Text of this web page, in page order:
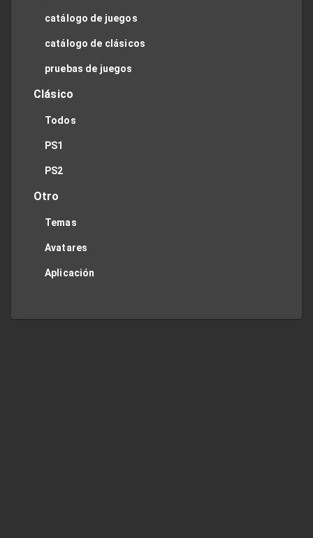
catálogo de juegos
catálogo de clásicos
pruebas de juegos
Clásico
Todos
PS1
PS2
Otro
Temas
Avatares
Aplicación